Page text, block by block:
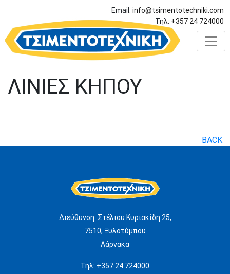
Email: info@tsimentotechniki.com
Τηλ: +357 24 724000
ΛΙΝΙΕΣ ΚΗΠΟΥ
BACK
Διεύθυνση: Στέλιου Κυριακίδη 25,
7510, Ξυλοτύμπου
Λάρνακα
Τηλ: +357 24 724000